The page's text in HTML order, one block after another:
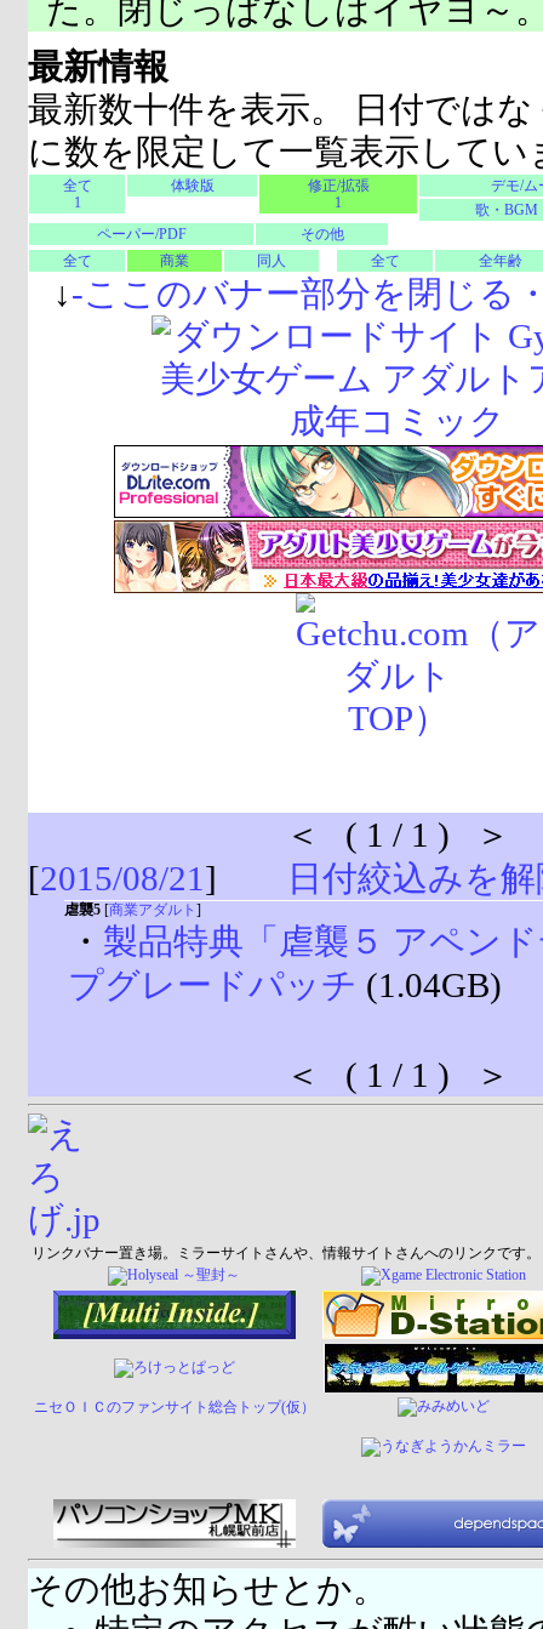
た。閉じっぱなしはイヤヨ～
最新情報
最新数十件を表示。 日付では
に数を限定して一覧表示してい
全て
1
体験版
修正/拡張
1
デモ/ム
歌・BGM
ペーパー/PDF
その他
全て
商業 同人 全て 全年齢
↓-ここのバナー部分を閉じる
＜ ( 1 / 1 ) ＞
[2015/08/21 ] 日付絞込みを
虐襲5 [商業アダルト ]
・ 製品特典「虐襲５ アペン
プグレードパッチ (1.04GB)
＜ ( 1 / 1 ) ＞
リンクバナー置き場。ミラーサイトさんや、情報サイトさんへのリンクです。
ニセＯＩＣのファンサイト総合トップ(仮）
その他お知らせとか。